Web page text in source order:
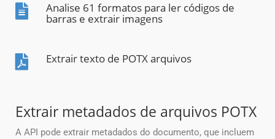
Analise 61 formatos para ler códigos de
barras e extrair imagens
Extrair texto de POTX arquivos
Extrair metadados de arquivos POTX
A API pode extrair metadados do documento, que incluem